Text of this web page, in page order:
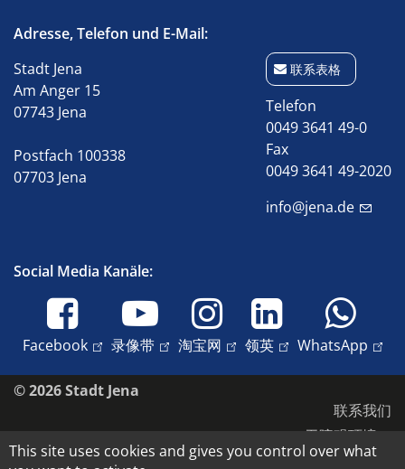
Adresse, Telefon und E-Mail:
Stadt Jena
Am Anger 15
07743 Jena
Postfach 100338
07703 Jena
联系表格
Telefon
0049 3641 49-0
Fax
0049 3641 49-2020
info@jena.de
Social Media Kanäle:
Facebook 录像带 淘宝网 领英 WhatsApp
© 2026 Stadt Jena
联系我们
无障碍环境
数据保护
This site uses cookies and gives you control over what